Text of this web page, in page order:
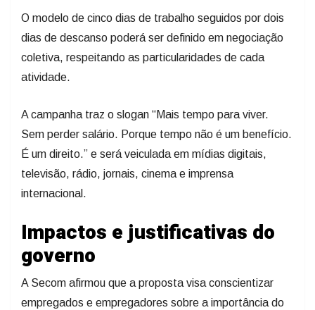
O modelo de cinco dias de trabalho seguidos por dois
dias de descanso poderá ser definido em negociação
coletiva, respeitando as particularidades de cada
atividade.
A campanha traz o slogan “Mais tempo para viver.
Sem perder salário. Porque tempo não é um benefício.
É um direito.” e será veiculada em mídias digitais,
televisão, rádio, jornais, cinema e imprensa
internacional.
Impactos e justificativas do
governo
A Secom afirmou que a proposta visa conscientizar
empregados e empregadores sobre a importância do